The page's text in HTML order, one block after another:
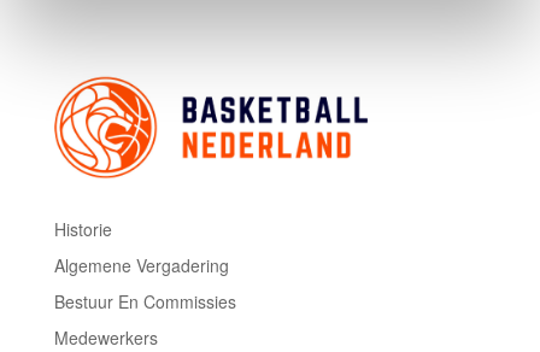
Historie
Algemene Vergadering
Bestuur En Commissies
Medewerkers